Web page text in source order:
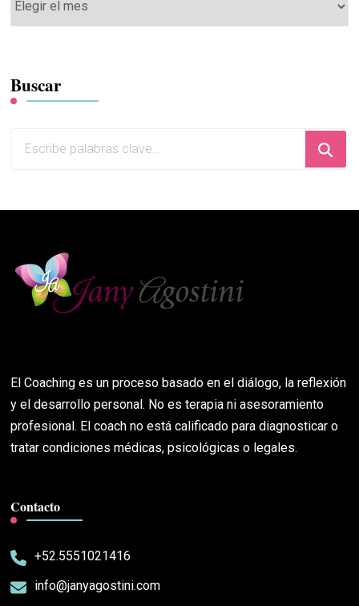
Buscar
El Coaching es un proceso basado en el diálogo, la reflexión
y el desarrollo personal. No es terapia ni asesoramiento
profesional. El coach no está calificado para diagnosticar o
tratar condiciones médicas, psicológicas o legales.
Contacto
+52.5551021416
info@janyagostini.com